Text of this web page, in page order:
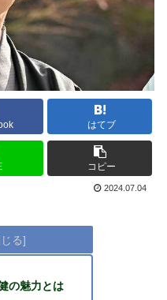
はてブ
コピー
2024.07.04
の魅力とは